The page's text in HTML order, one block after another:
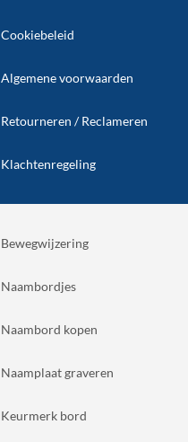
Cookiebeleid
Algemene voorwaarden
Retourneren / Reclameren
Klachtenregeling
Bewegwijzering
Naambordjes
Naambord kopen
Naamplaat graveren
Keurmerk bord